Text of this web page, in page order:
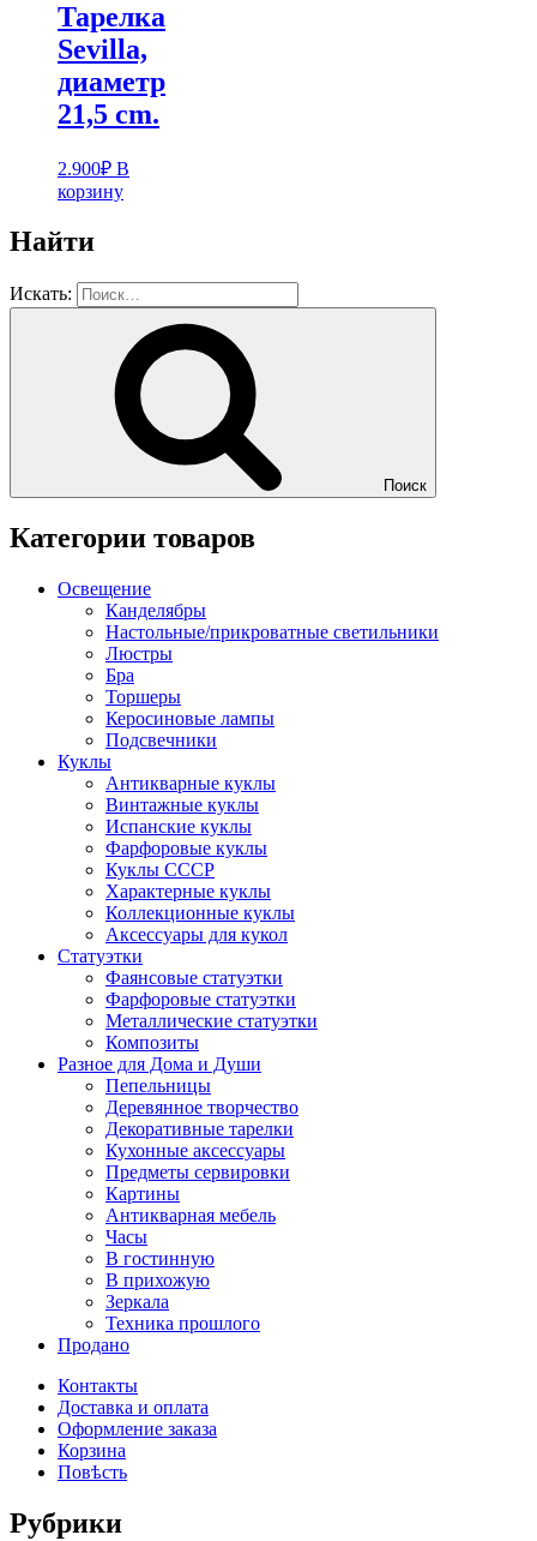
Тарелка
Sevilla,
диаметр
21,5 cm.
2.900₽ В
корзину
Найти
Искать:
Поиск
Категории товаров
Освещение
Канделябры
Настольные/прикроватные светильники
Люстры
Бра
Торшеры
Керосиновые лампы
Подсвечники
Куклы
Антикварные куклы
Винтажные куклы
Испанские куклы
Фарфоровые куклы
Куклы СССР
Характерные куклы
Коллекционные куклы
Аксессуары для кукол
Статуэтки
Фаянсовые статуэтки
Фарфоровые статуэтки
Металлические статуэтки
Композиты
Разное для Дома и Души
Пепельницы
Деревянное творчество
Декоративные тарелки
Кухонные аксессуары
Предметы сервировки
Картины
Антикварная мебель
Часы
В гостинную
В прихожую
Зеркала
Техника прошлого
Продано
Контакты
Доставка и оплата
Оформление заказа
Корзина
Повѣсть
Рубрики